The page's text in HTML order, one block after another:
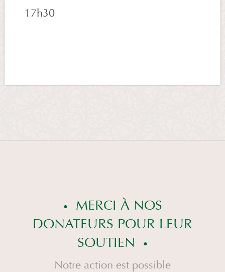
17h30
MERCI À NOS
DONATEURS POUR LEUR
SOUTIEN
Notre action est possible